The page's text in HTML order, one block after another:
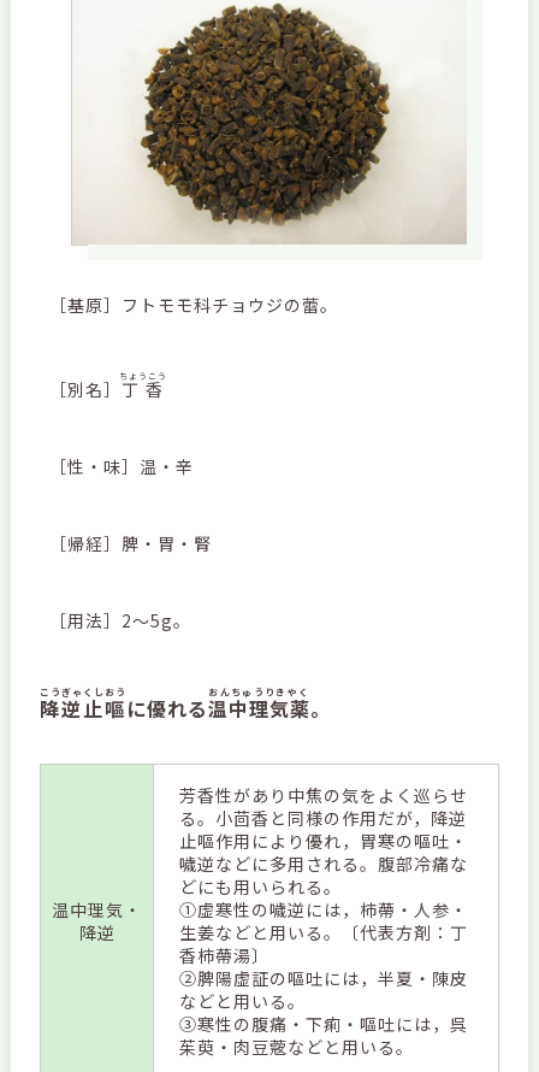
［基原］フトモモ科チョウジの蕾。
［別名］ 丁香
ちょうこう
［性・味］温・辛
［帰経］脾・胃・腎
［用法］2～5g。
降逆止嘔
こうぎゃくしおう
に優れる温中理気薬
おんちゅうりきやく
。
温中理気・
降逆
芳香性があり中焦の気をよく巡らせ
る。小茴香と同様の作用だが，降逆
止嘔作用により優れ，胃寒の嘔吐・
噦逆などに多用される。腹部冷痛な
どにも用いられる。
①虚寒性の噦逆には，柿蔕・人参・
生姜などと用いる。〔代表方剤：丁
香柿蔕湯〕
②脾陽虚証の嘔吐には，半夏・陳皮
などと用いる。
③寒性の腹痛・下痢・嘔吐には，呉
茱萸・肉豆蔲などと用いる。